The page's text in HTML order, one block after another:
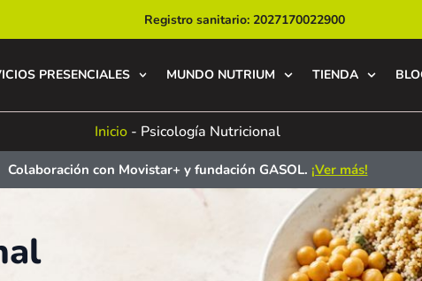
Registro sanitario: 2027170022900
PRESENCIALES MUNDO NUTRIUM TIENDA
Inicio - Psicología Nutricional
Colaboración con Movistar+ y fundación GASOL. ¡Ver más!